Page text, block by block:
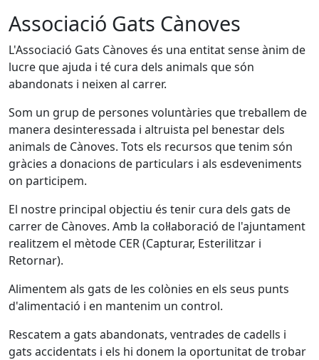
Associació Gats Cànoves
L'Associació Gats Cànoves és una entitat sense ànim de
lucre que ajuda i té cura dels animals que són
abandonats i neixen al carrer.
Som un grup de persones voluntàries que treballem de
manera desinteressada i altruista pel benestar dels
animals de Cànoves. Tots els recursos que tenim són
gràcies a donacions de particulars i als esdeveniments
on participem.
El nostre principal objectiu és tenir cura dels gats de
carrer de Cànoves. Amb la col·laboració de l'ajuntament
realitzem el mètode CER (Capturar, Esterilitzar i
Retornar).
Alimentem als gats de les colònies en els seus punts
d'alimentació i en mantenim un control.
Rescatem a gats abandonats, ventrades de cadells i
gats accidentats i els hi donem la oportunitat de trobar